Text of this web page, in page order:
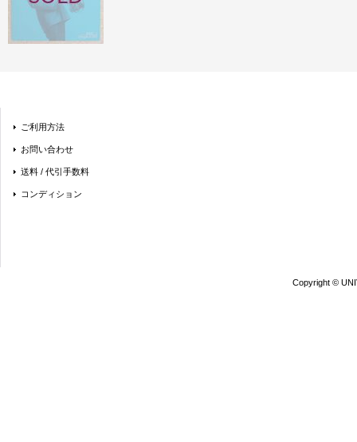
ご利用方法
お問い合わせ
送料 / 代引手数料
コンディション
Copyright ©